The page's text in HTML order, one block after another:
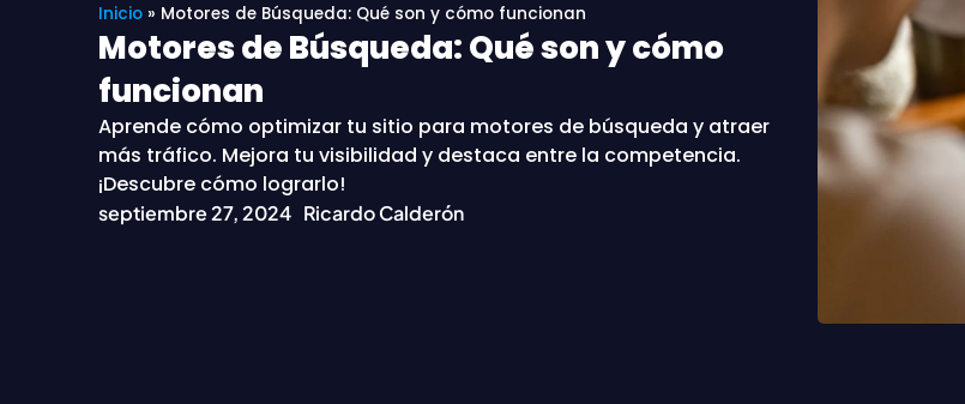
Inicio » Motores de Búsqueda: Qué son y cómo funcionan
Motores de Búsqueda: Qué son y cómo
funcionan
Aprende cómo optimizar tu sitio para motores de búsqueda y atraer
más tráfico. Mejora tu visibilidad y destaca entre la competencia.
¡Descubre cómo lograrlo!
septiembre 27, 2024 Ricardo Calderón